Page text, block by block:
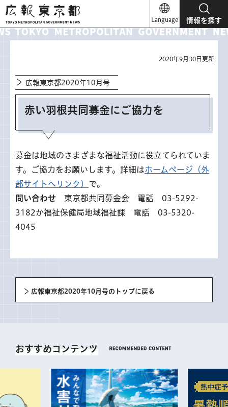
広報東京都
Language 情報を探す
2020年9月30日更新
広報東京都2020年10月号
赤い羽根共同募金にご協力を
募金は地域のさまざまな福祉活動に役立てられていま
す。ご協力をお願いします。詳細はホームページ（外
部サイトへリンク） で。
問い合わせ 東京都共同募金会 電話 03-5292-
3182か福祉保健局地域福祉課 電話 03-5320-
4045
広報東京都2020年10月号のトップに戻る
おすすめコンテンツ